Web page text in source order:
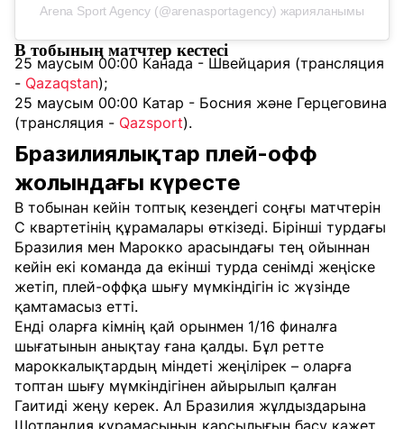
Arena Sport Agency (@arenasportagency) жарияланымы
В тобының матчтер кестесі
25 маусым 00:00 Канада - Швейцария (трансляция
- Qazaqstan);
25 маусым 00:00 Катар - Босния және Герцеговина
(трансляция - Qazsport).
Бразилиялықтар плей-офф
жолындағы күресте
В тобынан кейін топтық кезеңдегі соңғы матчтерін
С квартетінің құрамалары өткізеді. Бірінші турдағы
Бразилия мен Марокко арасындағы тең ойыннан
кейін екі команда да екінші турда сенімді жеңіске
жетіп, плей-оффқа шығу мүмкіндігін іс жүзінде
қамтамасыз етті.
Енді оларға кімнің қай орынмен 1/16 финалға
шығатынын анықтау ғана қалды. Бұл ретте
мароккалықтардың міндеті жеңілірек – оларға
топтан шығу мүмкіндігінен айырылып қалған
Гаитиді жеңу керек. Ал Бразилия жұлдыздарына